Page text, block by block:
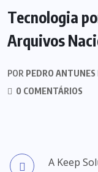
Tecnologia
Arquivos
POR PEDRO ANTUNES
0 COMENTÁRIOS
A Keep